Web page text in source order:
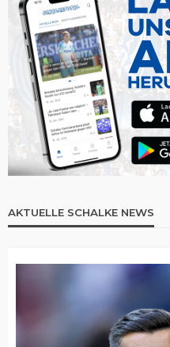
AKTUELLE SCHALKE NEWS